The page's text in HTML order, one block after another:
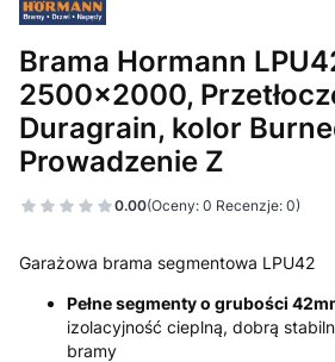
Brama Hormann
2500x2000,
Duragrain, kolor
Prowadzenie Z
0.00(Oceny: 0 Recenzje: 0)
Garażowa brama segmentowa LPU42
Pełne segmenty o grubości
izolacyjność cieplną, dobrą
bramy